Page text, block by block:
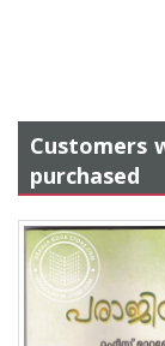
Customers
purchased